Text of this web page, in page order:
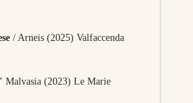
/ Arneis (2025) Valfaccenda
Malvasia (2023) Le Marie